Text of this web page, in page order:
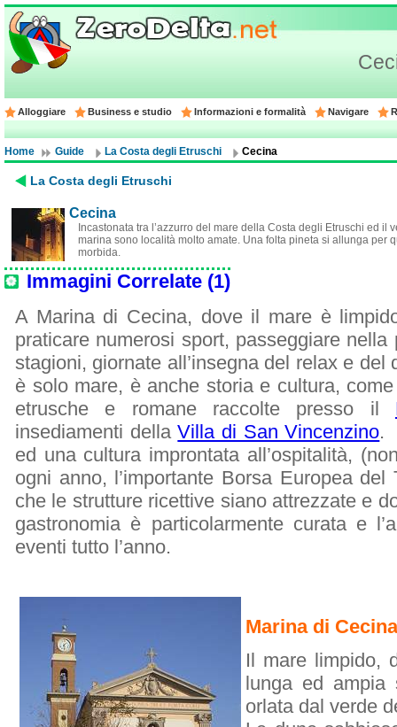
Alloggiare Business e studio Informazioni e formalità Navigare
Home Guide La Costa degli Etruschi Cecina
La Costa degli Etruschi
Cecina
Incastonata tra l’azzurro del mare della Costa degli Etruschi ed
marina sono località molto amate. Una folta pineta si allunga per
morbida.
Immagini Correlate (1)
A Marina di Cecina, dove il mare è
praticare numerosi sport, passeggiare
stagioni, giornate all’insegna del relax e
è solo mare, è anche storia e cultura,
etrusche e romane raccolte presso il
insediamenti dellaVilla di San Vincenzino.
ed una cultura improntata all’ospitalità,
ogni anno, l’importante Borsa Europea
che le strutture ricettive siano attrezzate e
gastronomia è particolarmente curata e
eventi tutto l’anno.
Marina di Cecina
Il mare limpido,
lunga ed ampia
orlata dal verde